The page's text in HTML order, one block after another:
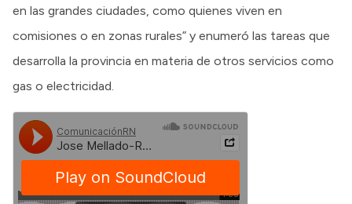
en las grandes ciudades, como quienes viven en
comisiones o en zonas rurales” y enumeró las tareas que
desarrolla la provincia en materia de otros servicios como
gas o electricidad.